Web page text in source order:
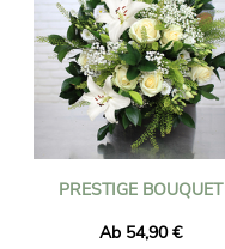
PRESTIGE BOUQUET
Ab 54,90 €